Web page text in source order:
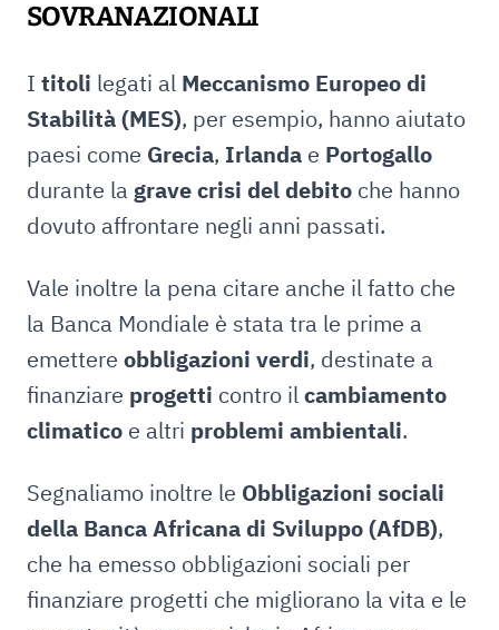
SOVRANAZIONALI
I titoli legati al Meccanismo Europeo di
Stabilità (MES), per esempio, hanno aiutato
paesi come Grecia, Irlanda e Portogallo
durante la grave crisi del debito che hanno
dovuto affrontare negli anni passati.
Vale inoltre la pena citare anche il fatto che
la Banca Mondiale è stata tra le prime a
emettere obbligazioni verdi, destinate a
finanziare progetti contro ilcambiamento
climatico e altri problemi ambientali.
Segnaliamo inoltre le Obbligazioni sociali
della Banca Africana di Sviluppo (AfDB),
che ha emesso obbligazioni sociali per
finanziare progetti che migliorano la vita e le